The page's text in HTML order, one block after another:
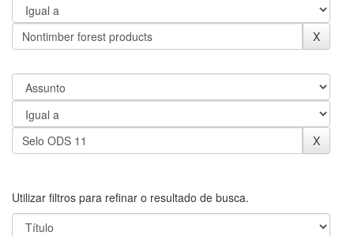
Utilizar filtros para refinar o resultado de busca.